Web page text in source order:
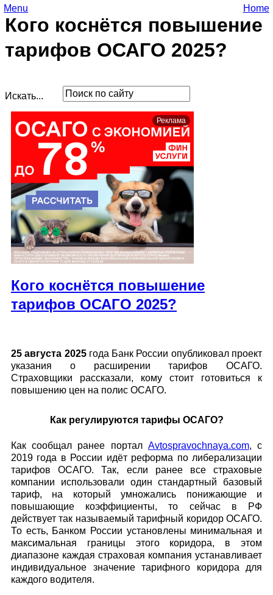
Кого коснётся повышение
тарифов ОСАГО 2025?
Menu Home
Искать...
Реклама
Кого коснётся повышение
тарифов ОСАГО 2025?
25 августа 2025года Банк России опубликовал проект
указания о расширении тарифов ОСАГО.
Страховщики рассказали, кому стоит готовиться к
повышению цен на полис ОСАГО.
Как регулируются тарифы ОСАГО?
Как сообщал ранее портал Avtospravochnaya.com, с
2019 года в России идёт реформа по либерализации
тарифов ОСАГО. Так, если ранее все страховые
компании использовали один стандартный базовый
тариф, на который умножались понижающие и
повышающие коэффициенты, то сейчас в РФ
действует так называемый тарифный коридор ОСАГО.
То есть, Банком России установлены минимальная и
максимальная границы этого коридора, в этом
диапазоне каждая страховая компания устанавливает
индивидуальное значение тарифного коридора для
каждого водителя.